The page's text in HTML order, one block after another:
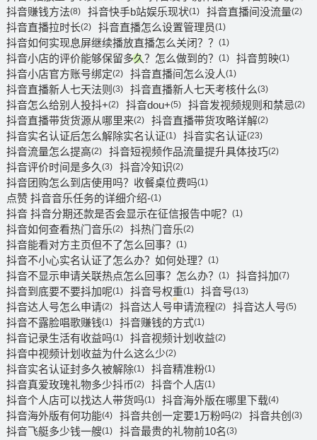
抖音赚钱方法(8) 抖音快手b站娱乐现状(1) 抖音直播间没流量(2)
抖音直播拉时长(2) 抖音直播怎么设置管理员(1)
抖音如何实现息屏继续播放直播怎么关闭？？ (1)
抖音小店的评价能够保留多久？怎么做到的？ (1) 抖音剪映(1)
抖音小店官方账号绑定(2) 抖音直播间怎么没人(1)
抖音直播新人七天法则 (3) 抖音直播新人七天考核什么(3)
抖音怎么给别人投抖+(2) 抖音dou+(5) 抖音发视频规则和禁忌(2)
抖音直播带货货源从哪里来(2) 抖音直播带货攻略详解(2)
抖音实名认证后怎么解除实名认证(1) 抖音实名认证(23)
抖音流量怎么提高(2) 抖音短视频作品流量提升具体技巧(2)
抖音评价时间是多久 (3) 抖音冷知识(2)
抖音团购怎么到店使用吗？收餐桌位费吗(1)
点赞 抖音音乐任务的详细介绍-(1)
抖音 抖音分期还款是否会显示在征信报告中呢？ (1)
抖音如何查看热门音乐(2) 抖热门音乐(2)
抖音能看对方主页但不了怎么回事？ (1)
抖音不小心实名认证了怎么办？如何处理？ (1)
抖音不显示申请关联热点怎么回事？怎么办？ (1) 抖音抖加(7)
抖音到底要不要抖加呢(1) 抖音号权重(1) 抖音号(13)
抖音达人号怎么申请(2) 抖音达人号申请流程(2) 抖音达人号(5)
抖音不露脸唱歌赚钱(1) 抖音赚钱的方式(1)
抖音记录生活有收益吗(1) 抖音视频计划收益(2)
抖音中视频计划收益为什么这么少(2)
抖音实名认证封多久被解除(1) 抖音精准粉(1)
抖音真爱玫瑰礼物多少抖币(2) 抖音个人店(1)
抖音个人店可以找达人带货吗(1) 抖音海外版在哪里下载(4)
抖音海外版有何功能(4) 抖音共创一定要1万粉吗(2) 抖音共创 (3)
抖音飞艇多少钱一艘(1) 抖音最贵的礼物前10名(3)